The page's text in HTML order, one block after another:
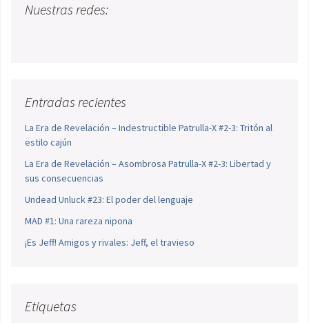
Nuestras redes:
Entradas recientes
La Era de Revelación – Indestructible Patrulla-X #2-3: Tritón al
estilo cajún
La Era de Revelación – Asombrosa Patrulla-X #2-3: Libertad y
sus consecuencias
Undead Unluck #23: El poder del lenguaje
MAD #1: Una rareza nipona
¡Es Jeff! Amigos y rivales: Jeff, el travieso
Etiquetas